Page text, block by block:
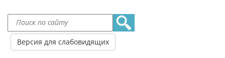
Версия для слабовидящих